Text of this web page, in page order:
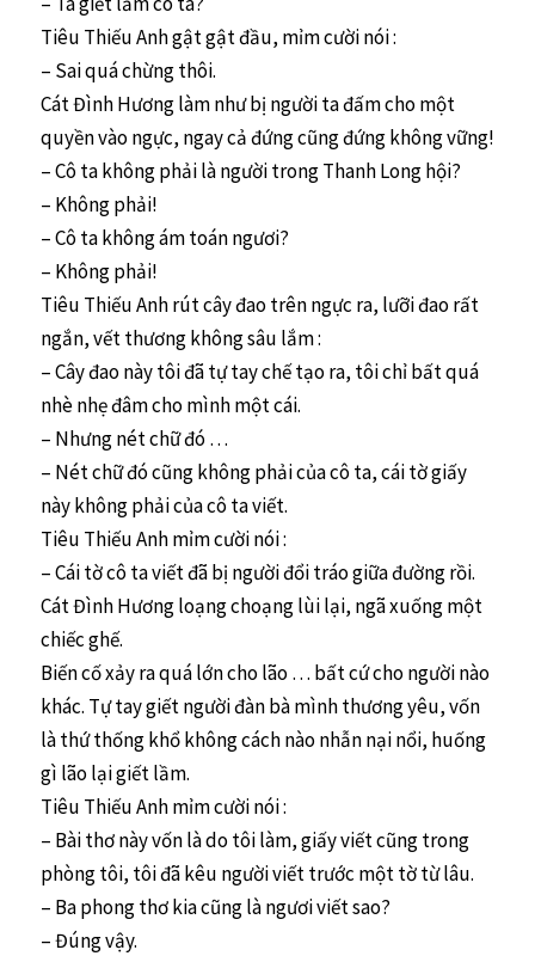
Tiêu Thiếu Anh gật gật đầu, mỉm cười nói :
– Sai quá chừng thôi.
Cát Đình Hương làm như bị người ta đấm cho một
quyền vào ngực, ngay cả đứng cũng đứng không vững!
– Cô ta không phải là người trong Thanh Long hội?
– Không phải!
– Cô ta không ám toán ngươi?
– Không phải!
Tiêu Thiếu Anh rút cây đao trên ngực ra, lưỡi đao rất
ngắn, vết thương không sâu lắm :
– Cây đao này tôi đã tự tay chế tạo ra, tôi chỉ bất quá
nhè nhẹ đâm cho mình một cái.
– Nhưng nét chữ đó …
– Nét chữ đó cũng không phải của cô ta, cái tờ giấy
này không phải của cô ta viết.
Tiêu Thiếu Anh mỉm cười nói :
– Cái tờ cô ta viết đã bị người đổi tráo giữa đường rồi.
Cát Đình Hương loạng choạng lùi lại, ngã xuống một
chiếc ghế.
Biến cố xảy ra quá lớn cho lão … bất cứ cho người nào
khác. Tự tay giết người đàn bà mình thương yêu, vốn
là thứ thống khổ không cách nào nhẫn nại nổi, huống
gì lão lại giết lầm.
Tiêu Thiếu Anh mỉm cười nói :
– Bài thơ này vốn là do tôi làm, giấy viết cũng trong
phòng tôi, tôi đã kêu người viết trước một tờ từ lâu.
– Ba phong thơ kia cũng là ngươi viết sao?
– Đúng vậy.